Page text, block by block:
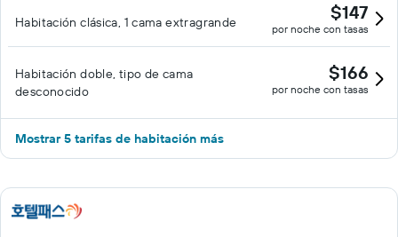
Habitación clásica, 1 cama extragrande $147
por noche con tasas
Habitación doble, tipo de cama
desconocido
$166
por noche con tasas
Mostrar 5 tarifas de habitación más